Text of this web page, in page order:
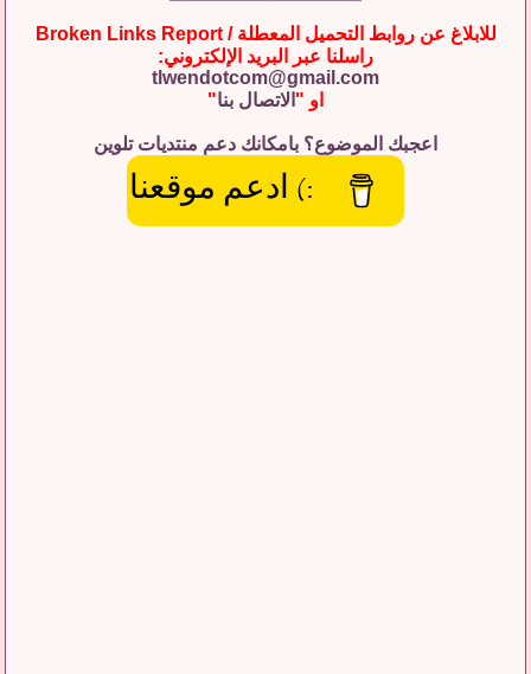
للابلاغ عن روابط التحميل المعطلة / Broken Links Report
راسلنا عبر البريد الإلكتروني:
tlwendotcom@gmail.com
او " الاتصال بنا"
اعجبك الموضوع؟ بامكانك دعم منتديات تلوين
:) ادعم موقعنا